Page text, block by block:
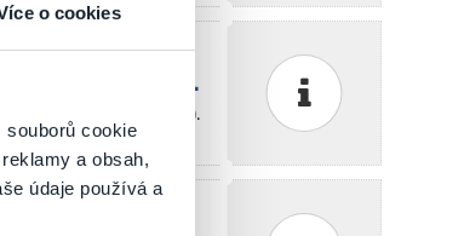
o cookies
souborů cookie
a obsah,
údaje používá a
nyní vyprodáno.
rezervací zpět do prodeje).